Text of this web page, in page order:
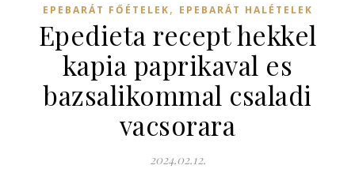
EPEBARÁT FŐÉTELEK, EPEBARÁT HALÉTELEK
Epedieta recept hekkel
kapia paprikaval es
bazsalikommal csaladi
vacsorara
2024.02.12.